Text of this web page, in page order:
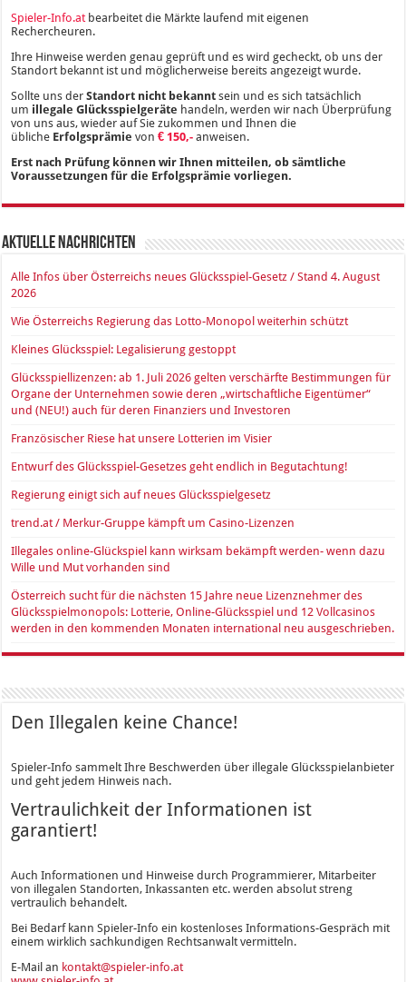
Spieler-Info.at bearbeitet die Märkte laufend mit eigenen
Rechercheuren.
Ihre Hinweise werden genau geprüft und es wird gecheckt, ob uns der
Standort bekannt ist und möglicherweise bereits angezeigt wurde.
Sollte uns derStandort nicht bekanntsein und es sich tatsächlich
um illegale Glücksspielgeräte handeln, werden wir nach Überprüfung
von uns aus, wieder auf Sie zukommen und Ihnen die
übliche Erfolgsprämievon € 150,- anweisen.
Erst nach Prüfung können wir Ihnen mitteilen, ob sämtliche
Voraussetzungen für die Erfolgsprämie vorliegen.
Aktuelle Nachrichten
Alle Infos über Österreichs neues Glücksspiel-Gesetz / Stand 4. August
2026
Wie Österreichs Regierung das Lotto-Monopol weiterhin schützt
Kleines Glücksspiel: Legalisierung gestoppt
Glücksspiellizenzen: ab 1. Juli 2026 gelten verschärfte Bestimmungen für
Organe der Unternehmen sowie deren „wirtschaftliche Eigentümer“
und (NEU!) auch für deren Finanziers und Investoren
Französischer Riese hat unsere Lotterien im Visier
Entwurf des Glücksspiel-Gesetzes geht endlich in Begutachtung!
Regierung einigt sich auf neues Glücksspielgesetz
trend.at / Merkur-Gruppe kämpft um Casino-Lizenzen
Illegales online-Glückspiel kann wirksam bekämpft werden- wenn dazu
Wille und Mut vorhanden sind
Österreich sucht für die nächsten 15 Jahre neue Lizenznehmer des
Glücksspielmonopols: Lotterie, Online-Glücksspiel und 12 Vollcasinos
werden in den kommenden Monaten international neu ausgeschrieben.
Den Illegalen keine Chance!
Spieler-Info sammelt Ihre Beschwerden über illegale Glücksspielanbieter
und geht jedem Hinweis nach.
Vertraulichkeit der Informationen ist
garantiert!
Auch Informationen und Hinweise durch Programmierer, Mitarbeiter
von illegalen Standorten, Inkassanten etc. werden absolut streng
vertraulich behandelt.
Bei Bedarf kann Spieler-Info ein kostenloses Informations-Gespräch mit
einem wirklich sachkundigen Rechtsanwalt vermitteln.
E-Mail an kontakt@spieler-info.at